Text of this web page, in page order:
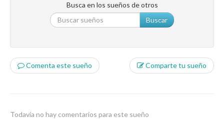
Busca en los sueños de otros
Buscar
Comenta este sueño Comparte tu sueño
Todavía no hay comentarios para este sueño